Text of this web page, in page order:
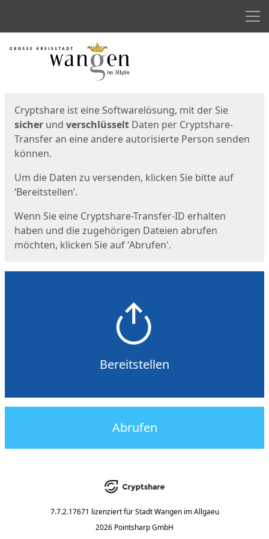
Start
Cryptshare ist eine Softwarelösung, mit der Sie
sicher und verschlüsselt Daten per Cryptshare-
Transfer an eine andere autorisierte Person senden
können.
Um die Daten zu versenden, klicken Sie bitte auf
‘Bereitstellen’.
Wenn Sie eine Cryptshare-Transfer-ID erhalten
haben und die zugehörigen Dateien abrufen
möchten, klicken Sie auf 'Abrufen'.
Bereitstellen
Abrufen
7.7.2.17671 lizenziert für Stadt Wangen im Allgaeu
2026 Pointsharp GmbH